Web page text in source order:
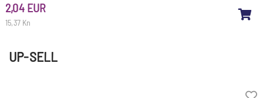
15,37 Kn
2,04 EUR
UP-SELL